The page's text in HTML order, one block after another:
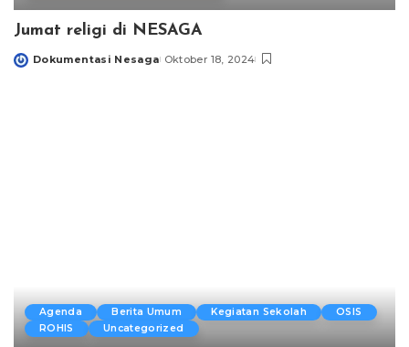
Jumat religi di NESAGA
Posted
Dokumentasi Nesaga Oktober 18, 2024
Agenda Berita Umum Kegiatan Sekolah
OSIS
ROHIS
Uncategorized